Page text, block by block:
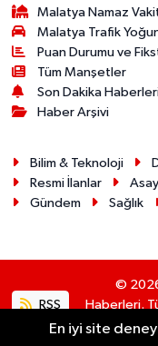
Malatya Namaz
Malatya Trafik
Puan Durumu ve
Tüm Manşetler
Son Dakika
Haber Arşivi
Bilim & Teknoloji
Resmi İlanlar
Gündem
Sağlık
RSS
©
Haberleri.
En iyi site